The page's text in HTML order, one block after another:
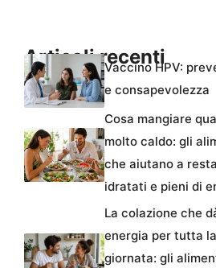
Articoli recenti
Vaccino HPV:
e consapevolezza
Cosa mangiare
molto caldo: gli
che aiutano a
idratati e pieni di
La colazione che
energia per tutta la
giornata: gli